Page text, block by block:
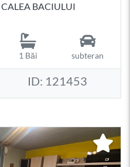
BACIULUI
1 Băi subteran
ID: 121453